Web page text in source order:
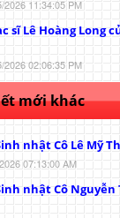
2026 11:34:05 PM
sĩ Lê Hoàng Long
2026 02:06:35 PM
mới khác
nhật Cô Lê Mỹ
07:13:00 AM
nhật Cô Nguyễn